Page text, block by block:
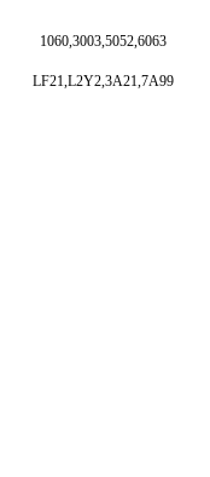
1060,3003,5052,6063
LF21,L2Y2,3A21,7A99